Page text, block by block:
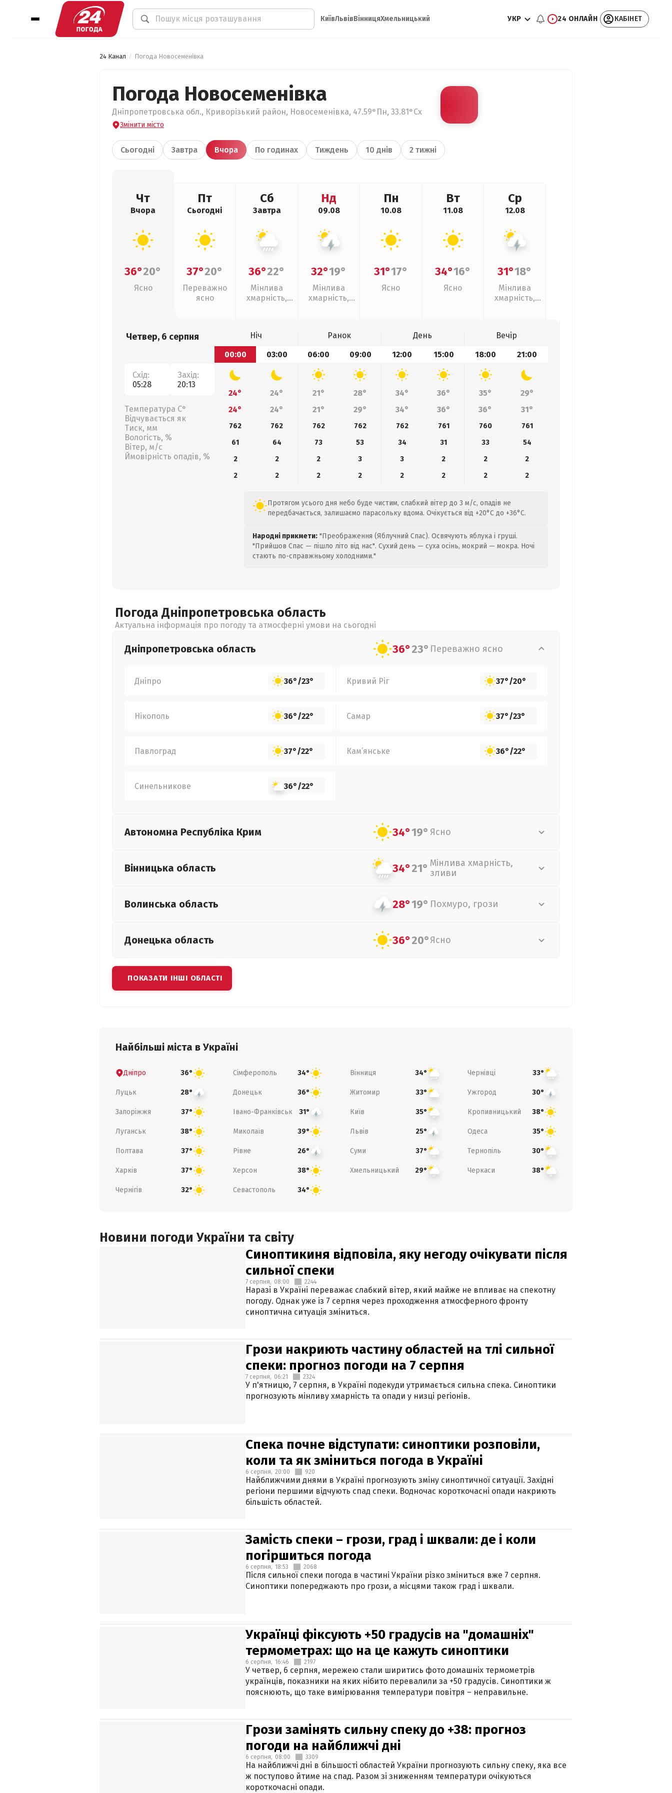
КиївЛьвівВінницяХмельницький УКР 24 ОНЛАЙН КАБІНЕТ
24 Канал Погода Новосеменівка
Погода Новосеменівка
Дніпропетровська обл., Криворізький район, Новосеменівка, 47.59°Пн, 33.81°Сх
Змінити місто
Сьогодні Завтра Вчора По годинах Тиждень 10 днів 2 тижні
Чт
Вчора
36°20°
Ясно
Пт
Сьогодні
37°20°
Переважно
ясно
Сб
Завтра
36°22°
Мінлива
хмарність,
Нд
09.08
32°19°
Мінлива
хмарність,
Пн
10.08
31°17°
Ясно
Вт
11.08
34°16°
Ясно
Ср
12.08
31°18°
Мінлива
хмарність,
Четвер, 6 серпня
Схід:
05:28
Захід:
20:13
Температура С°
Відчувається як
Тиск, мм
Вологість, %
Вітер, м/с
Ймовірність опадів, %
Ніч Ранок День
Вечір
00:00
03:00 06:00 09:00 12:00 15:00 18:00 21:00
24° 24° 21° 28° 34° 36° 35°
29°
24°
24° 21° 29° 34° 36° 36° 31°
762 762 762 762 762 761 760
761
61
64 73 53 34 31 33
54
2
2 2 3 3 2 2
2
2
2 2 2 2 2 2 2
Протягом усього дня небо буде чистим, слабкий вітер до 3 м/с, опадів не
передбачається, залишаємо парасольку вдома. Очікується від +20°C до +36°C.
Народні прикмети: "Преображення (Яблучний Спас). Освячують яблука і груші.
"Прийшов Спас — пішло літо від нас". Сухий день — суха осінь, мокрий — мокра. Ночі
стають по-справжньому холодними."
Погода Дніпропетровська область
Актуальна інформація про погоду та атмосферні умови на сьогодні
Дніпропетровська область 36°23° Переважно ясно
Дніпро 36°/23° Кривий Ріг 37°/20°
Нікополь 36°/22° Самар 37°/23°
Павлоград 37°/22° Кам’янське 36°/22°
Синельникове 36°/22°
Автономна Республіка Крим 34°19° Ясно
Вінницька область 34°21° Мінлива хмарність,
зливи
Волинська область 28°19° Похмуро, грози
Донецька область 36°20°Ясно
ПОКАЗАТИ ІНШІ ОБЛАСТІ
Найбільші міста в Україні
Дніпро 36° Сімферополь 34° Вінниця 34° Чернівці 33°
Луцьк 28° Донецьк 36° Житомир 33° Ужгород 30°
Запоріжжя 37° Івано-Франківськ 31° Київ 35° Кропивницький 38°
Луганськ 38° Миколаїв 39° Львів 25° Одеса 35°
Полтава 37° Рівне 26° Суми 37° Тернопіль 30°
Харків 37° Херсон 38° Хмельницький 29° Черкаси 38°
Чернігів 32° Севастополь 34°
Новини погоди України та світу
Синоптикиня відповіла, яку негоду очікувати після
сильної спеки
7 серпня, 08:00 2244
Наразі в Україні переважає слабкий вітер, який майже не впливає на спекотну
погоду. Однак уже із 7 серпня через проходження атмосферного фронту
синоптична ситуація зміниться.
Грози накриють частину областей на тлі сильної
спеки: прогноз погоди на 7 серпня
7 серпня, 06:21 2324
У п'ятницю, 7 серпня, в Україні подекуди утримається сильна спека. Синоптики
прогнозують мінливу хмарність та опади у низці регіонів.
Спека почне відступати: синоптики розповіли,
коли та як зміниться погода в Україні
6 серпня, 20:00 920
Найближчими днями в Україні прогнозують зміну синоптичної ситуації. Західні
регіони першими відчують спад спеки. Водночас короткочасні опади накриють
більшість областей.
Замість спеки – грози, град і шквали: де і коли
погіршиться погода
6 серпня, 18:53 2068
Після сильної спеки погода в частині України різко зміниться вже 7 серпня.
Синоптики попереджають про грози, а місцями також град і шквали.
Українці фіксують +50 градусів на "домашніх"
термометрах: що на це кажуть синоптики
6 серпня, 16:46 2197
У четвер, 6 серпня, мережею стали ширитись фото домашніх термометрів
українців, показники на яких нібито перевалили за +50 градусів. Синоптики ж
пояснюють, що таке вимірювання температури повітря – неправильне.
Грози замінять сильну спеку до +38: прогноз
погоди на найближчі дні
6 серпня, 08:00 3309
На найближчі дні в більшості областей України прогнозують сильну спеку, яка все
ж поступово йтиме на спад. Разом зі зниженням температури очікуються
короткочасні опади.